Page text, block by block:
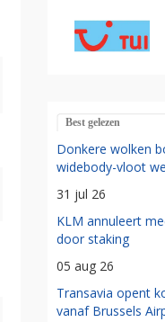
Best gelezen
Donkere wolken
widebody-vloot
31 jul 26
KLM annuleert
door staking
05 aug 26
Transavia opent
vanaf Brussels